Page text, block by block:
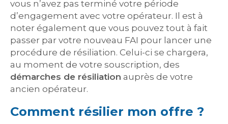
vous n’avez pas terminé votre période
d’engagement avec votre opérateur. Il est à
noter également que vous pouvez tout à fait
passer par votre nouveau FAI pour lancer une
procédure de résiliation. Celui-ci se chargera,
au moment de votre souscription, des
démarches de résiliation auprès de votre
ancien opérateur.
Comment résilier mon offre ?